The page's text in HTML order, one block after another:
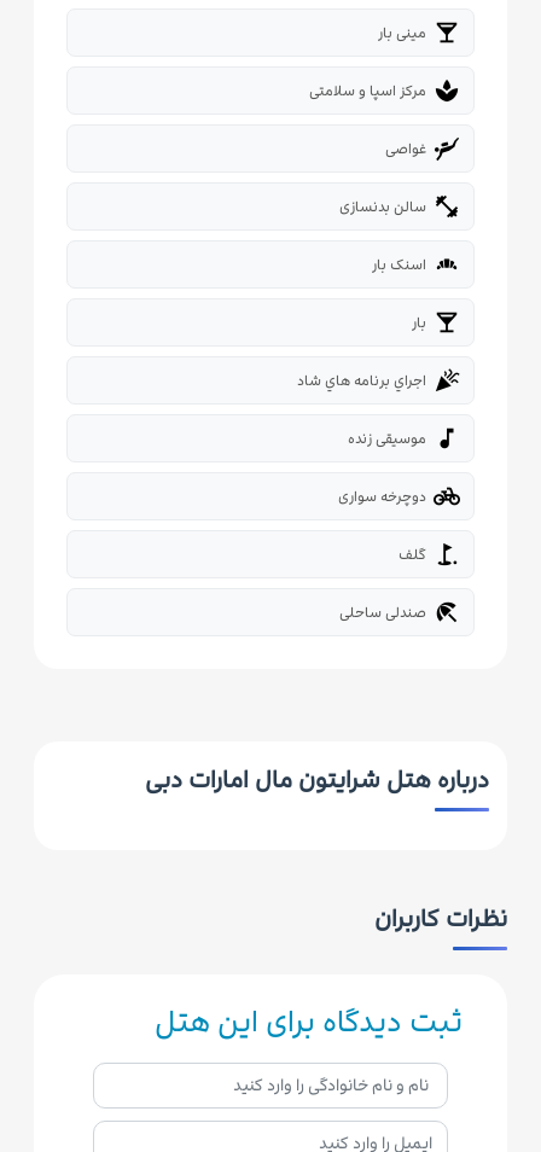
local_bar مینی بار
spa مرکز اسپا و سلامتی
scuba_diving غواصی
fitness_center سالن بدنسازی
bakery_dining اسنک بار
local_bar بار
celebration اجراي برنامه هاي شاد
music_note موسیقی زنده
pedal_bike دوچرخه سواری
golf_course گلف
beach_access صندلی ساحلی
درباره هتل شرایتون مال امارات دبی
نظرات کاربران
ثبت دیدگاه برای این هتل